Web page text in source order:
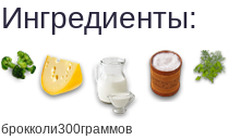
Ингредиенты:
брокколи300граммов